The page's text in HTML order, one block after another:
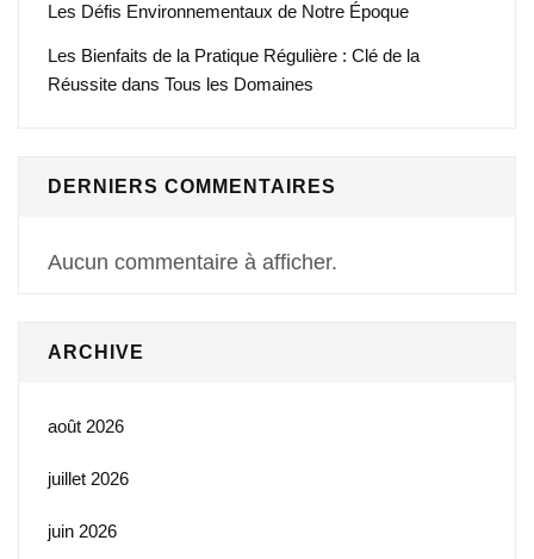
Les Défis Environnementaux de Notre Époque
Les Bienfaits de la Pratique Régulière : Clé de la
Réussite dans Tous les Domaines
DERNIERS COMMENTAIRES
Aucun commentaire à afficher.
ARCHIVE
août 2026
juillet 2026
juin 2026